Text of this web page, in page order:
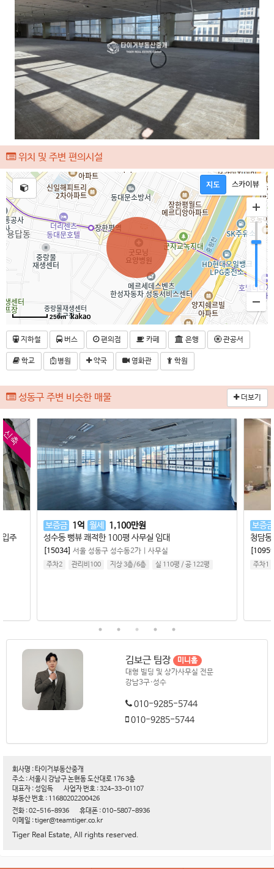
위치 및 주변 편의시설
250m
지하철 버스 편의점 카페 은행 관공서
학교 병원 약국 영화관 학원
더보기
성동구 주변 비슷한 매물
신축
입주
보증금 1 억 월세 1,100만원
성수동 뻥뷰 쾌적한 100평 사무실 임대
[15034] 서울 성동구 성수동2가 사무실
주차2 관리비100 지상 3층/6층 실 110평 / 공 122평
보증금
주차1
김보근 팀장 미니홈
대형 빌딩 및 상가사무실 전문
강남3구·성수
010-9285-5744
010-9285-5744
회사명 : 타이거부동산중개
주소 : 서울시 강남구 논현동 도산대로 176 3층
대표자 : 성임득
사업자 번호 : 324-33-01107
부동산 번호 : 11680202200426
전화 : 02-516-8936
휴대폰 : 010-5807-8936
이메일 : tiger@teamtiger.co.kr
Tiger Real Estate, All rights reserved.